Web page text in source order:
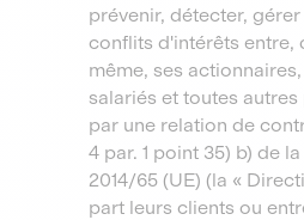
prévenir, détecter,
conflits d'intérêts entre,
même, ses
salariés et toutes
par une relation de
4 par. 1 point 35) b) de
2014/65 (UE) (la «
part leurs clients ou